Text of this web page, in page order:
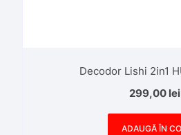
Decodor Lishi 2in1
299,00 lei
ADAUGĂ ÎN